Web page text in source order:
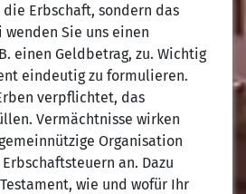
Erbschaft, sondern das
wenden Sie uns einen
einen Geldbetrag, zu. Wichtig
eindeutig zu formulieren.
verpflichtet, das
Vermächtnisse wirken
Organisation
an. Dazu
wie und wofür Ihr